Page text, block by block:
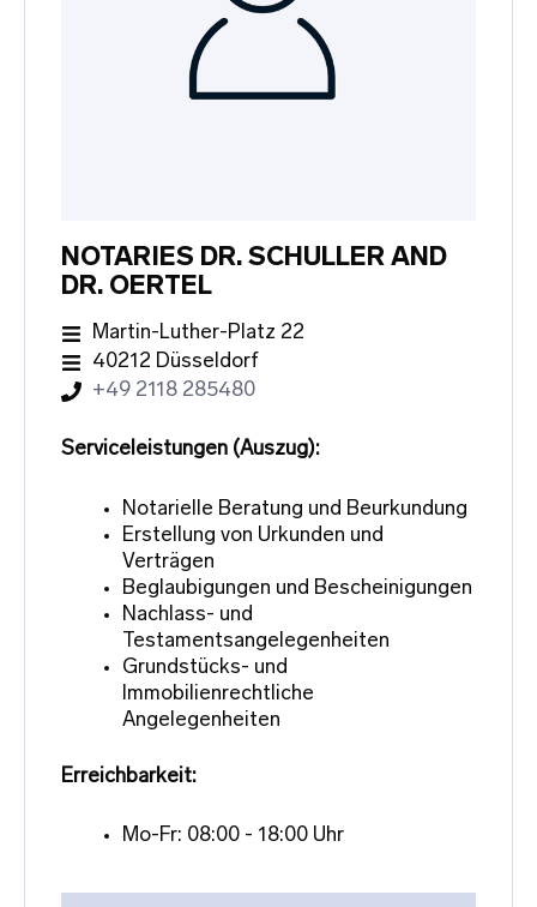
NOTARIES DR. SCHULLER AND
DR. OERTEL
Martin-Luther-Platz 22
40212 Düsseldorf
+49 2118 285480
Serviceleistungen (Auszug):
Notarielle Beratung und Beurkundung
Erstellung von Urkunden und
Verträgen
Beglaubigungen und Bescheinigungen
Nachlass- und
Testamentsangelegenheiten
Grundstücks- und
Immobilienrechtliche
Angelegenheiten
Erreichbarkeit:
Mo-Fr: 08:00 - 18:00 Uhr